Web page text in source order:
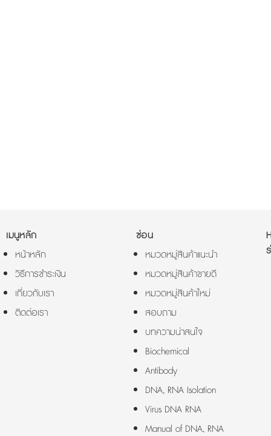
เมนูหลัก
หน้าหลัก
วิธีการชำระเงิน
เกี่ยวกับเรา
ติดต่อเรา
ซ่อน
หมวดหมู่สินค้าแนะนำ
หมวดหมู่สินค้าขายดี
หมวดหมู่สินค้าใหม่
สอบถาม
บทความน่าสนใจ
Biochemical
Antibody
DNA, RNA Isolation
Virus DNA RNA
Manual of DNA, RNA